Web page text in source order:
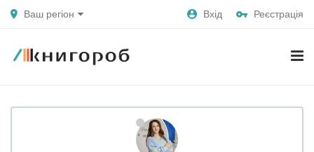
Ваш регіон Вхід Реєстрація